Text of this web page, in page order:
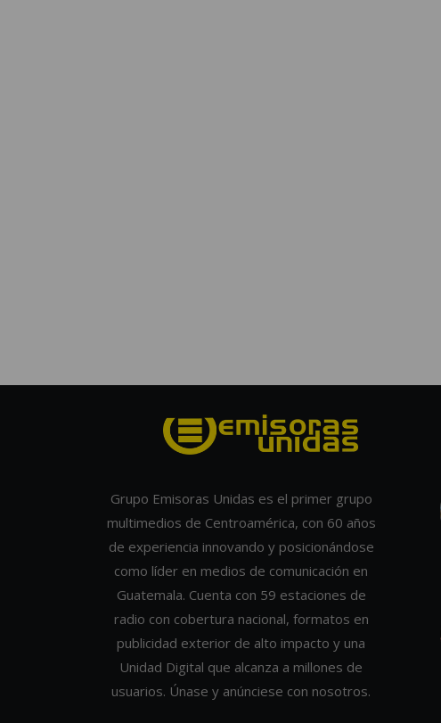
Grupo Emisoras Unidas es el primer grupo
multimedios de Centroamérica, con 60 años
de experiencia innovando y posicionándose
como líder en medios de comunicación en
Guatemala. Cuenta con 59 estaciones de
radio con cobertura nacional, formatos en
publicidad exterior de alto impacto y una
Unidad Digital que alcanza a millones de
usuarios. Únase y anúnciese con nosotros.